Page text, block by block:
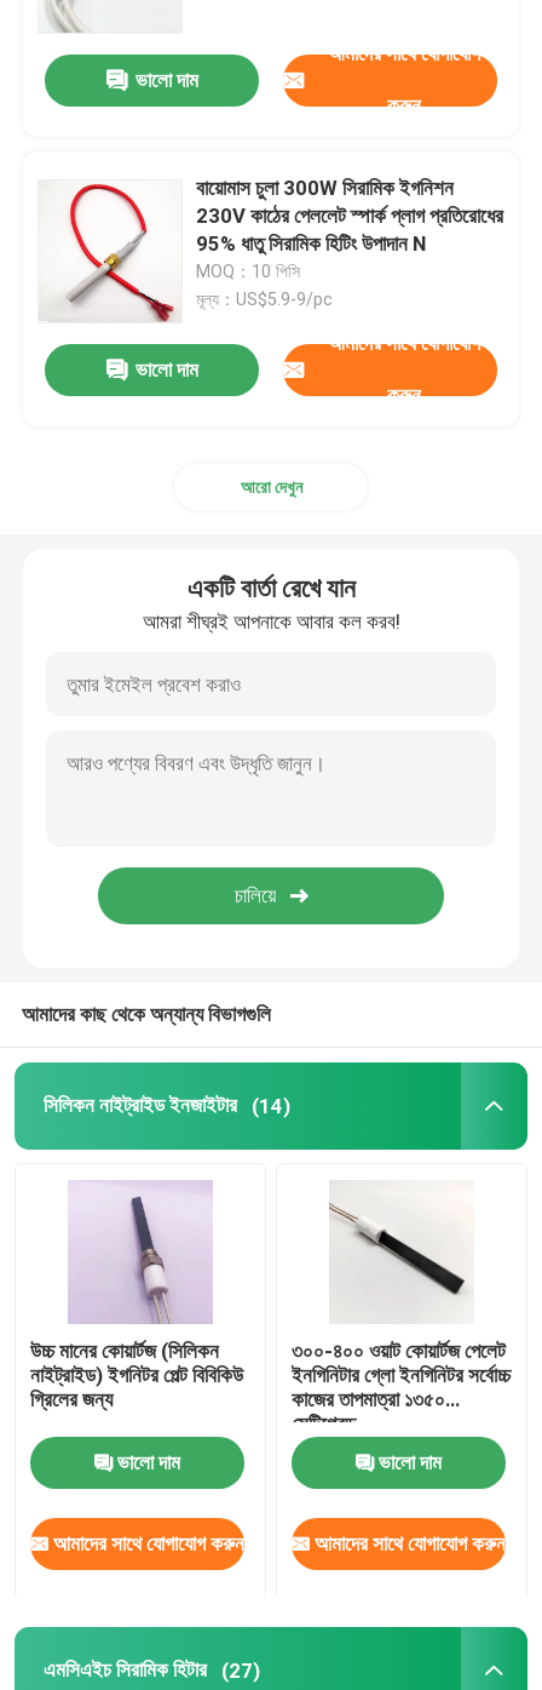
ভালো দাম
আমাদের সাথে যোগাযোগ
করুন
বায়োমাস চুলা 300W সিরামিক ইগনিশন
230V কাঠের পেললেট স্পার্ক প্লাগ প্রতিরোধের
95% ধাতু সিরামিক হিটিং উপাদান N
MOQ：10 পিসি
মূল্য：US$5.9-9/pc
ভালো দাম
আমাদের সাথে যোগাযোগ
করুন
আরো দেখুন
একটি বার্তা রেখে যান
আমরা শীঘ্রই আপনাকে আবার কল করব!
আমাদের কাছ থেকে অন্যান্য বিভাগগুলি
সিলিকন নাইট্রাইড ইনজাইটার (14)
উচ্চ মানের কোয়ার্টজ (সিলিকন
নাইট্রাইড) ইগনিটর পেল্ট বিবিকিউ
গ্রিলের জন্য
ভালো দাম
আমাদের সাথে যোগাযোগ করুন
৩০০-৪০০ ওয়াট কোয়ার্টজ পেলেট
ইনগিনিটার গ্লো ইনগিনিটর সর্বোচ্চ
কাজের তাপমাত্রা ১৩৫০
সেন্টিগ্রেড
ভালো দাম
আমাদের সাথে যোগাযোগ করুন
এমসিএইচ সিরামিক হিটার (27)